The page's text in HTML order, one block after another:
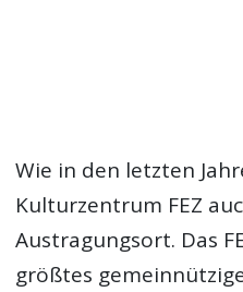
Wie in den letzten
Kulturzentrum FEZ
Austragungsort. Das
größtes